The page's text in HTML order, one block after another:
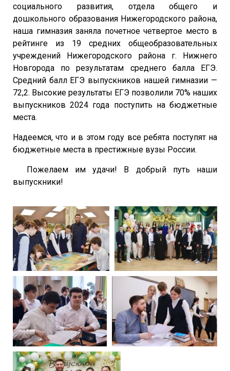
социального развития, отдела общего и
дошкольного образования Нижегородского района,
наша гимназия заняла почетное четвертое место в
рейтинге из 19 средних общеобразовательных
учреждений Нижегородского района г. Нижнего
Новгорода по результатам среднего балла ЕГЭ.
Средний балл ЕГЭ выпускников нашей гимназии —
72,2. Высокие результаты ЕГЭ позволили 70% наших
выпускников 2024 года поступить на бюджетные
места.
Надеемся, что и в этом году все ребята поступят на
бюджетные места в престижные вузы России.
Пожелаем им удачи! В добрый путь наши
выпускники!